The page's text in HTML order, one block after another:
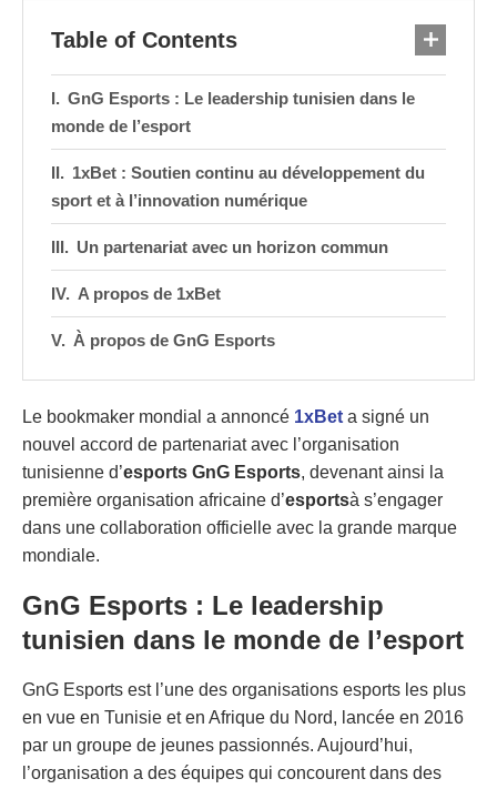
Table of Contents
GnG Esports : Le leadership tunisien dans le
monde de l’esport
1xBet : Soutien continu au développement du
sport et à l’innovation numérique
Un partenariat avec un horizon commun
A propos de 1xBet
À propos de GnG Esports
Le bookmaker mondial a annoncé 1xBet a signé un
nouvel accord de partenariat avec l’organisation
tunisienne d’esports GnG Esports, devenant ainsi la
première organisation africaine d’esportsà s’engager
dans une collaboration officielle avec la grande marque
mondiale.
GnG Esports : Le leadership
tunisien dans le monde de l’esport
GnG Esports est l’une des organisations esports les plus
en vue en Tunisie et en Afrique du Nord, lancée en 2016
par un groupe de jeunes passionnés. Aujourd’hui,
l’organisation a des équipes qui concourent dans des